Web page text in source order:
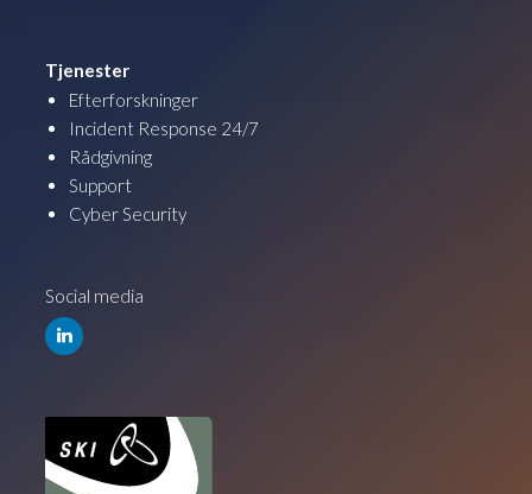
Tjenester
Efterforskninger
Incident Response 24/7
Rådgivning
Support
Cyber Security
Social media